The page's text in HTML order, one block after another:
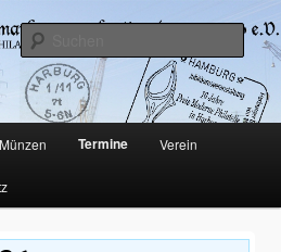
e.V.
Harburg
Münzen Termine Verein